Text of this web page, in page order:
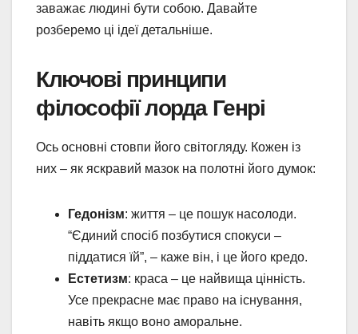
заважає людині бути собою. Давайте
розберемо ці ідеї детальніше.
Ключові принципи
філософії лорда Генрі
Ось основні стовпи його світогляду. Кожен із
них – як яскравий мазок на полотні його думок:
Гедонізм: життя – це пошук насолоди.
“Єдиний спосіб позбутися спокуси –
піддатися їй”, – каже він, і це його кредо.
Естетизм: краса – це найвища цінність.
Усе прекрасне має право на існування,
навіть якщо воно аморальне.